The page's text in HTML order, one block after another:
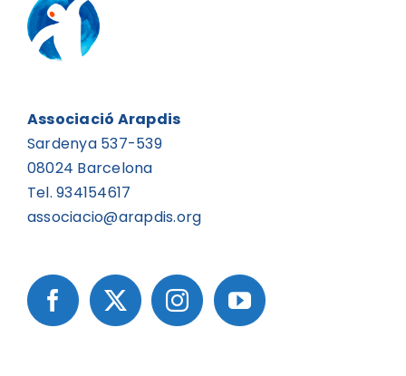
Associació Arapdis
Sardenya 537-539
08024 Barcelona
Tel. 934154617
associacio@arapdis.org